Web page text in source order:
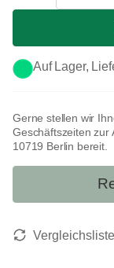
Gerne stellen wir
Geschäftszeiten zur
10719 Berlin bereit.
Auf Lager,